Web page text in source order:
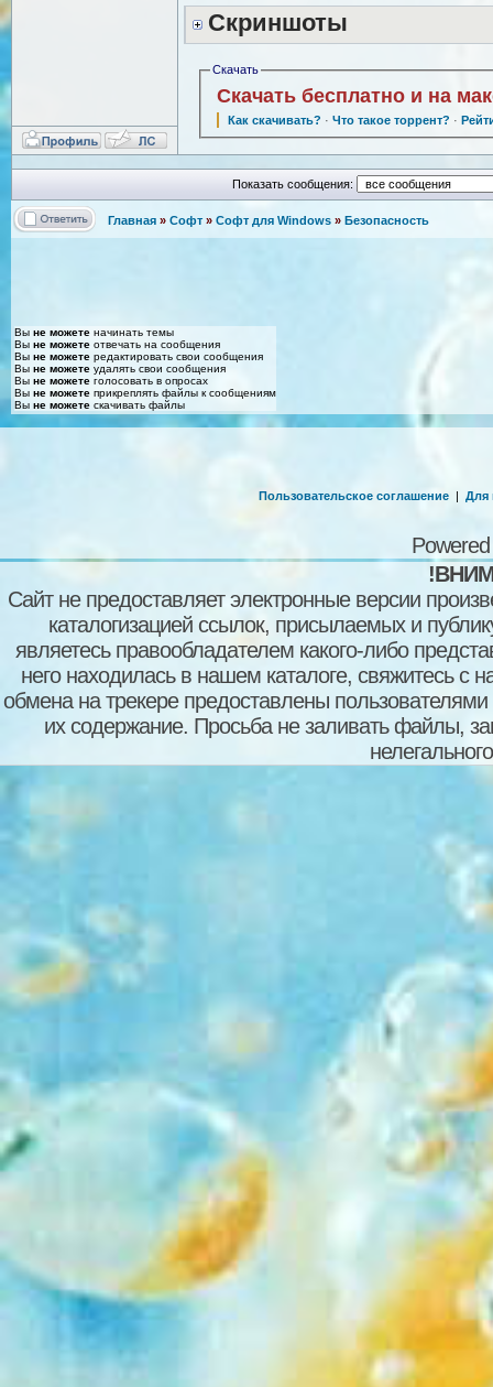
Скриншоты
Скачать
Скачать бесплатно и на
Как скачивать? · Что такое торрент? ·
Показать сообщения:
Главная » Софт » Софт для Windows » Безопасность
Вы не можете начинать темы
Вы не можете отвечать на сообщения
Вы не можете редактировать свои сообщения
Вы не можете удалять свои сообщения
Вы не можете голосовать в опросах
Вы не можете прикреплять файлы к сообщениям
Вы не можете скачивать файлы
Пользовательское соглашение | Для
Сайт не предоставляет электронные версии
каталогизацией ссылок, присылаемых и
являетесь правообладателем какого-либо
него находилась в нашем каталоге, свяжитесь
обмена на трекере предоставлены пользователями
их содержание. Просьба не заливать файлы,